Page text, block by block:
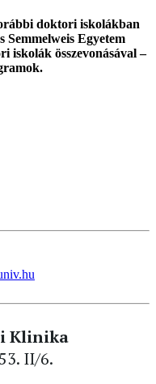
doktori iskolákban
Semmelweis Egyetem
iskolák összevonásával –
Klinika
II/6.